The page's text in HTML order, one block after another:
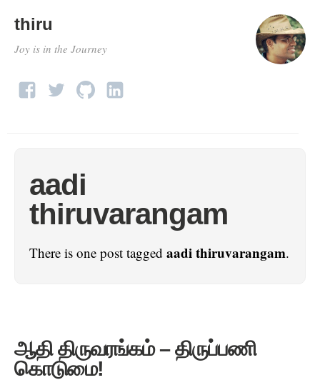
thiru
Joy is in the Journey
aadi
thiruvarangam
There is one post tagged aadi thiruvarangam.
ஆதி திருவரங்கம் – திருப்பணி
கொடுமை!